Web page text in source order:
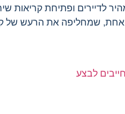
אחת, שמחליפה את הרעש
לבצע